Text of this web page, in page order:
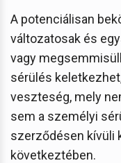
A potenciálisan
változatosak és
vagy
sérülés
veszteség, mely
sem a személyi
szerződésen kívüli
következtében.